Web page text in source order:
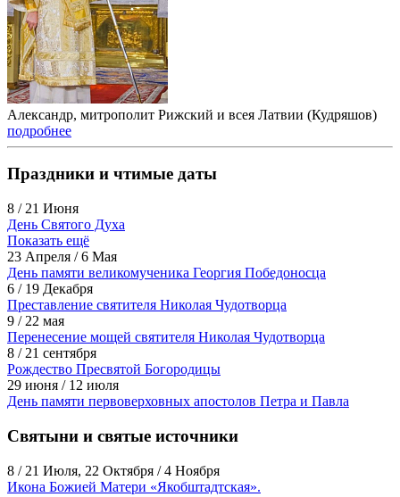
Александр, митрополит Рижский и всея Латвии (Кудряшов)
подробнее
Праздники и чтимые даты
8 / 21 Июня
День Святого Духа
Показать ещё
23 Апреля / 6 Мая
День памяти великомученика Георгия Победоносца
6 / 19 Декабря
Преставление святителя Николая Чудотворца
9 / 22 мая
Перенесение мощей святителя Николая Чудотворца
8 / 21 сентября
Рождество Пресвятой Богородицы
29 июня / 12 июля
День памяти первоверховных апостолов Петра и Павла
Святыни и святые источники
8 / 21 Июля, 22 Октября / 4 Ноября
Икона Божией Матери «Якобштадтская».